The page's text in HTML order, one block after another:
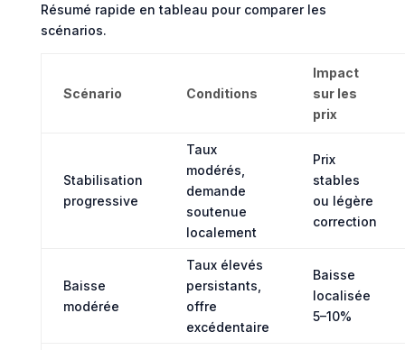
Résumé rapide en tableau pour comparer les
scénarios.
Scénario Conditions
Impact
sur les
prix
Stabilisation
progressive
Taux
modérés,
demande
soutenue
localement
Prix
stables
ou légère
correction
Baisse
modérée
Taux élevés
persistants,
offre
excédentaire
Baisse
localisée
5–10%